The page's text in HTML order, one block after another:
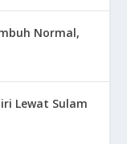
Normal,
Lewat Sulam